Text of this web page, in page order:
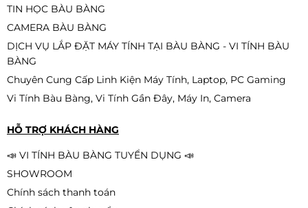
✔Hàng mới
✔Không kèm hộp
✔ Không kèm tản nhiệt
TIN HỌC BÀU BÀNG
CAMERA BÀU BÀNG
DỊCH VỤ LẮP ĐẶT MÁY TÍNH TẠI BÀU BÀNG - VI TÍNH BÀU
BÀNG
Chuyên Cung Cấp Linh Kiện Máy Tính, Laptop, PC Gaming
Vi Tính Bàu Bàng, Vi Tính Gần Đây, Máy In, Camera
HỖ TRỢ KHÁCH HÀNG
📣 VI TÍNH BÀU BÀNG TUYỂN DỤNG 📣
SHOWROOM
Chính sách thanh toán